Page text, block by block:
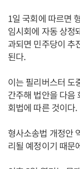
1일 국회에 따르면
임시회에 자동 상정
과되면 민주당이 추
된다.
이는 필리버스터 도
간주해 법안을 다음
회법에 따른 것이다.
형사소송법 개정안
리될 예정이기 때문